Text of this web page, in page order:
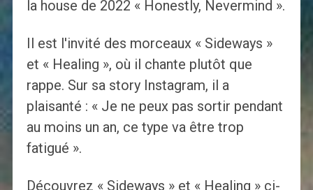
la house de 2022 « Honestly, Nevermind ».
Il est l'invité des morceaux « Sideways »
et « Healing », où il chante plutôt que
rappe. Sur sa story Instagram, il a
plaisanté : « Je ne peux pas sortir pendant
au moins un an, ce type va être trop
fatigué ».
Découvrez « Sideways » et « Healing » ci-